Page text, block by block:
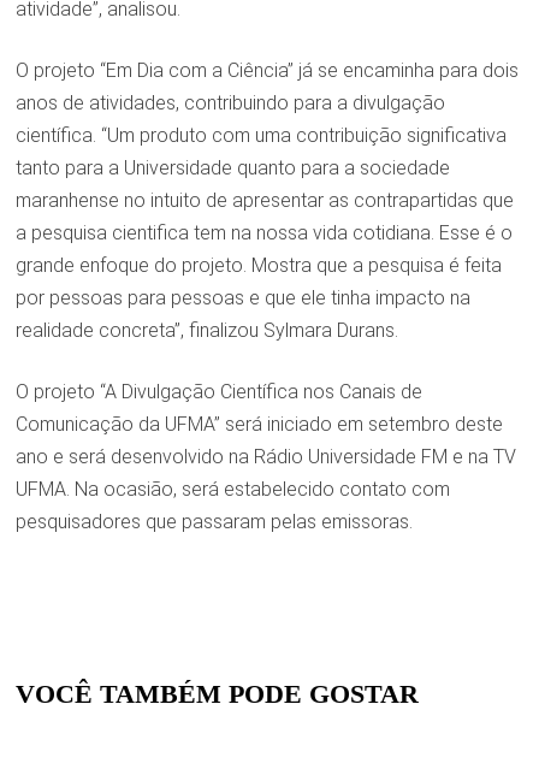
atividade”, analisou.
O projeto “Em Dia com a Ciência” já se encaminha para dois
anos de atividades, contribuindo para a divulgação
científica. “Um produto com uma contribuição significativa
tanto para a Universidade quanto para a sociedade
maranhense no intuito de apresentar as contrapartidas que
a pesquisa cientifica tem na nossa vida cotidiana. Esse é o
grande enfoque do projeto. Mostra que a pesquisa é feita
por pessoas para pessoas e que ele tinha impacto na
realidade concreta”, finalizou Sylmara Durans.
O projeto “A Divulgação Científica nos Canais de
Comunicação da UFMA” será iniciado em setembro deste
ano e será desenvolvido na Rádio Universidade FM e na TV
UFMA. Na ocasião, será estabelecido contato com
pesquisadores que passaram pelas emissoras.
VOCÊ TAMBÉM PODE GOSTAR